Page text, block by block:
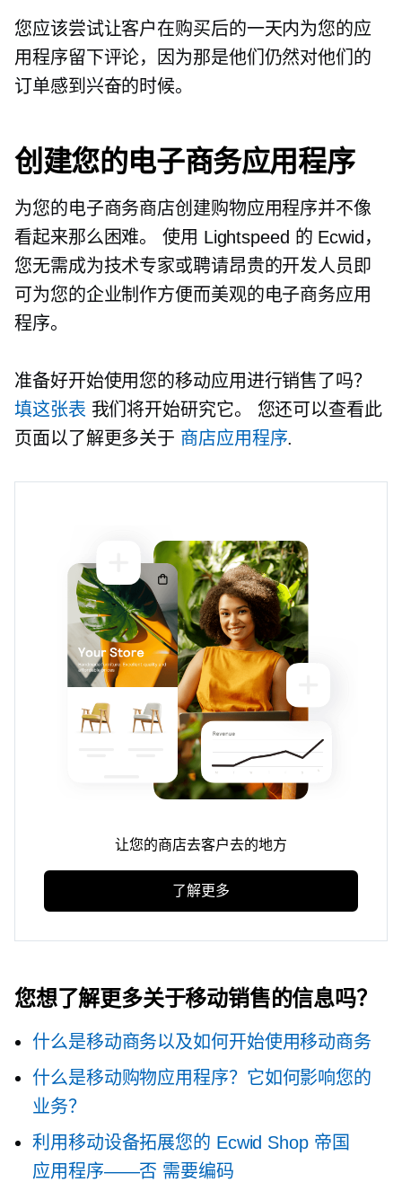
您应该尝试让客户在购买后的一天内为您的应
用程序留下评论，因为那是他们仍然对他们的
订单感到兴奋的时候。
创建您的电子商务应用程序
为您的电子商务商店创建购物应用程序并不像
看起来那么困难。 使用 Lightspeed 的 Ecwid，
您无需成为技术专家或聘请昂贵的开发人员即
可为您的企业制作方便而美观的电子商务应用
程序。
准备好开始使用您的移动应用进行销售了吗？
填这张表 我们将开始研究它。 您还可以查看此
页面以了解更多关于 商店应用程序.
让您的商店去客户去的地方
了解更多
您想了解更多关于移动销售的信息吗？
什么是移动商务以及如何开始使用移动商务
什么是移动购物应用程序？它如何影响您的
业务？
利用移动设备拓展您的 Ecwid Shop 帝国
应用程序——否 需要编码